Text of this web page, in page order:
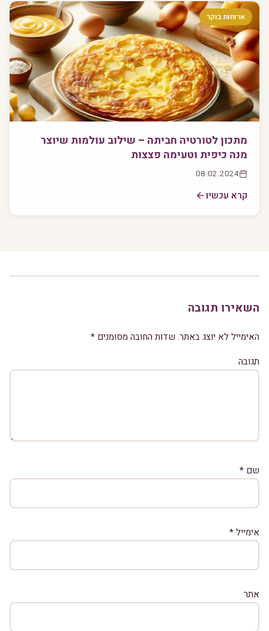
ארוחות בוקר
מתכון לטורטיה חביתה – שילוב עולמות שיוצר
מנה כיפית וטעימה פצצות
08.02.2024
קרא עכשיו
השאירו תגובה
האימייל לא יוצג באתר. שדות החובה מסומנים *
תגובה
שם *
אימייל*
אתר